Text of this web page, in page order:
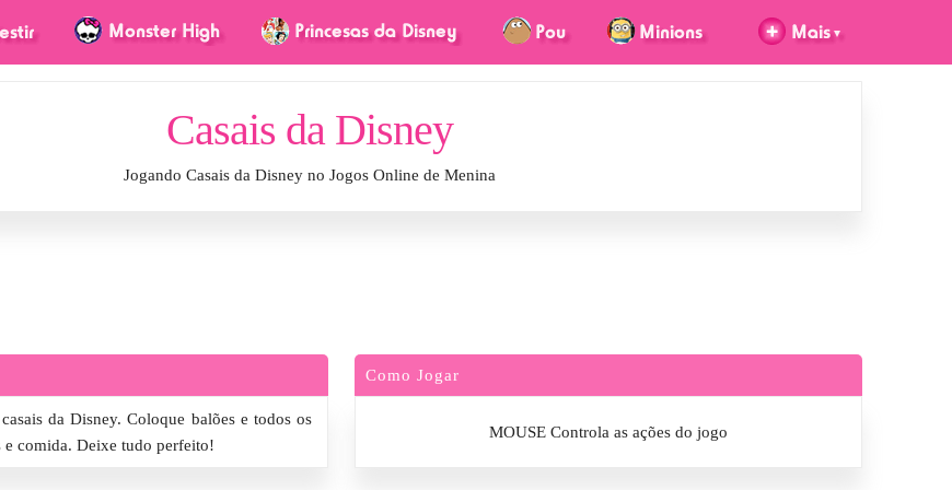
Casais da Disney
Jogando Casais da Disney no Jogos Online de Menina
da Disney. Coloque balões e todos os
e comida. Deixe tudo perfeito!
Como Jogar
MOUSE Controla as ações do jogo